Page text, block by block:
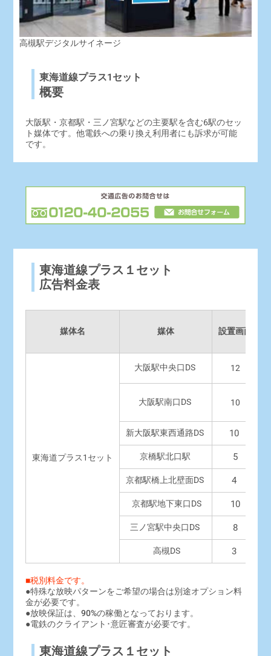
高槻駅デジタルサイネージ
東海道線プラス1セット
概要
大阪駅・京都駅・三ノ宮駅などの主要駅を含む6駅のセッ
ト媒体です。他電鉄への乗り換え利用者にも訴求が可能
です。
東海道線プラス１セット
広告料金表
媒体名 媒体 設置画面
東海道プラス1セット
大阪駅中央口DS 12
大阪駅南口DS 10
新大阪駅東西通路DS 10
京橋駅北口駅 5
京都駅橋上北壁面DS 4
京都駅地下東口DS 10
三ノ宮駅中央口DS 8
高槻DS 3
■税別料金です。
●特殊な放映パターンをご希望の場合は別途オプション料
金が必要です。
●放映保証は、90%の稼働となっております。
●電鉄のクライアント･意匠審査が必要です。
東海道線プラス１セット